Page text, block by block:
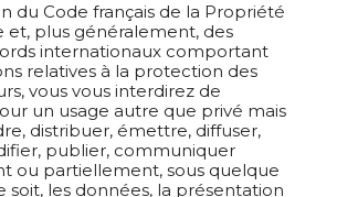
du Code français de la Propriété
plus généralement, des
internationaux comportant
relatives à la protection des
vous vous interdirez de
un usage autre que privé mais
distribuer, émettre, diffuser,
publier, communiquer
ou partiellement, sous quelque
soit, les données, la présentation